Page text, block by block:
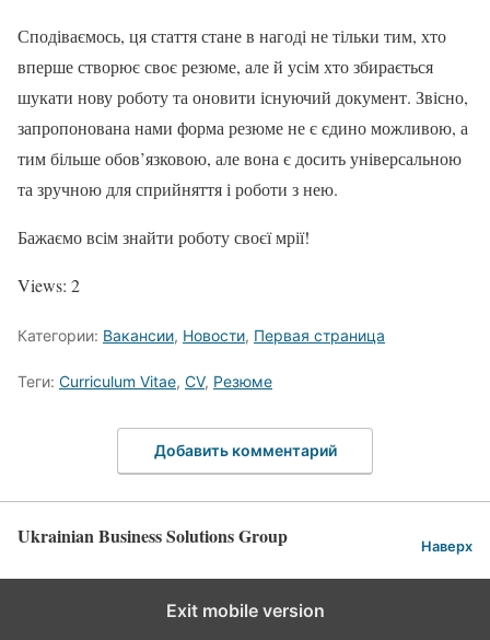
Сподіваємось, ця стаття стане в нагоді не тільки тим, хто
вперше створює своє резюме, але й усім хто збирається
шукати нову роботу та оновити існуючий документ. Звісно,
запропонована нами форма резюме не є єдино можливою, а
тим більше обов’язковою, але вона є досить універсальною
та зручною для сприйняття і роботи з нею.
Бажаємо всім знайти роботу своєї мрії!
Views: 2
Категории: Вакансии, Новости, Первая страница
Теги: Curriculum Vitae, CV, Резюме
Добавить комментарий
Ukrainian Business Solutions Group Наверх
Exit mobile version